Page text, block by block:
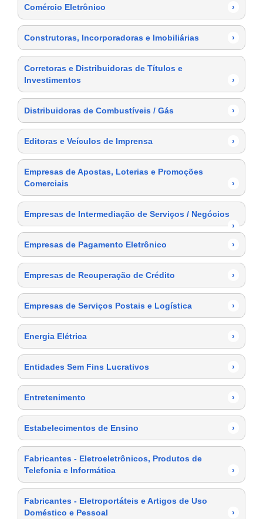
Comércio Eletrônico ›
Construtoras, Incorporadoras e Imobiliárias ›
Corretoras e Distribuidoras de Títulos e
Investimentos
›
Distribuidoras de Combustíveis / Gás ›
Editoras e Veículos de Imprensa ›
Empresas de Apostas, Loterias e Promoções
Comerciais
›
Empresas de Intermediação de Serviços / Negócios
›
Empresas de Pagamento Eletrônico
›
Empresas de Recuperação de Crédito ›
Empresas de Serviços Postais e Logística ›
Energia Elétrica ›
Entidades Sem Fins Lucrativos ›
Entretenimento ›
Estabelecimentos de Ensino ›
Fabricantes - Eletroeletrônicos, Produtos de
Telefonia e Informática
›
Fabricantes - Eletroportáteis e Artigos de Uso
Doméstico e Pessoal
›